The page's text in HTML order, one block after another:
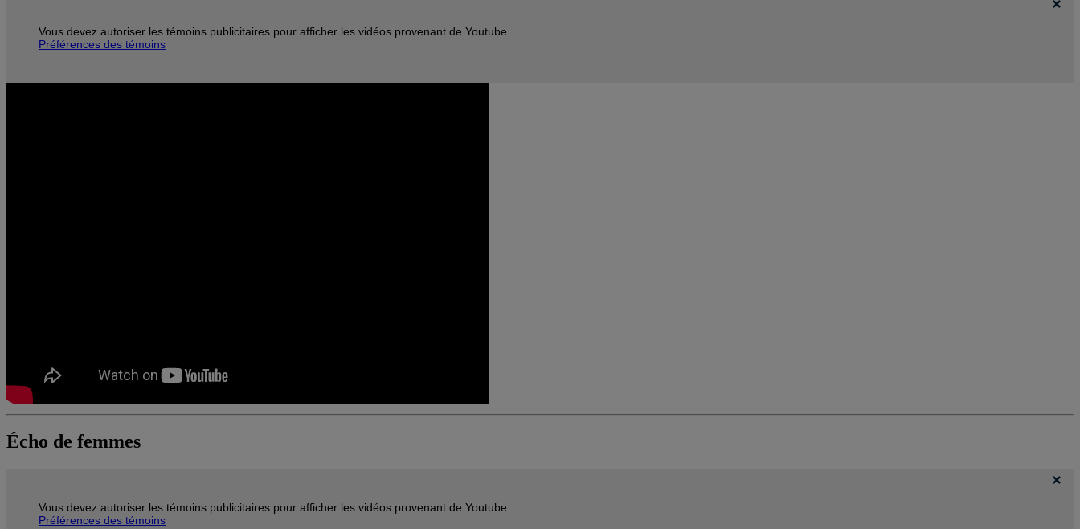
Vous devez autoriser les témoins publicitaires pour afficher les vidéos provenant de Youtube.
Préférences des témoins
Écho de femmes
Vous devez autoriser les témoins publicitaires pour afficher les vidéos provenant de Youtube.
Préférences des témoins